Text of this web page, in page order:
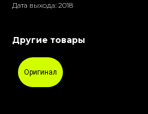
Дата выхода: 2018
Другие товары
Оригинал